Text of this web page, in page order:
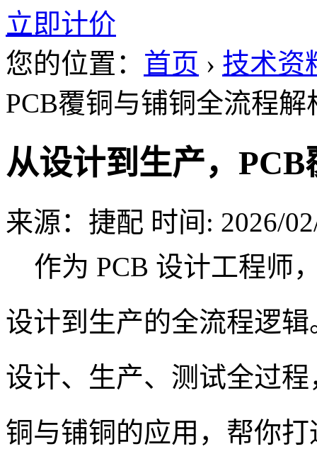
立即计价
您的位置： 首页 › 技术资
PCB覆铜与铺铜全流程解
从设计到生产，
来源：捷配 时间: 2026/
作为 PCB 设计工程师
设计到生产的全流程逻
设计、生产、测试全过
铜与铺铜的应用，帮你